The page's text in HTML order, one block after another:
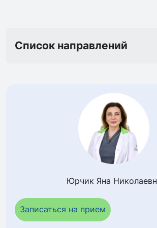
Список направлений
Юрчик Яна
Записаться на прием